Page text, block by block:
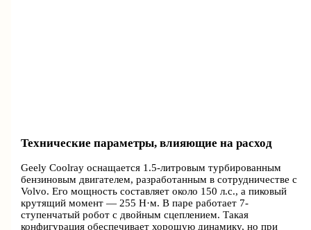
Технические параметры, влияющие на расход
Geely Coolray оснащается 1.5-литровым турбированным
бензиновым двигателем, разработанным в сотрудничестве с
Volvo. Его мощность составляет около 150 л.с., а пиковый
крутящий момент — 255 Н·м. В паре работает 7-
ступенчатый робот с двойным сцеплением. Такая
конфигурация обеспечивает хорошую динамику, но при